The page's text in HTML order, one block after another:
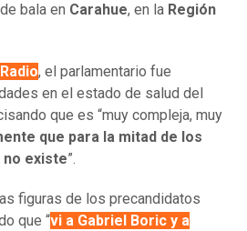
bala en Carahue, en la Región
, el parlamentario fue
en el estado de salud del
que es “muy compleja, muy
que para la mitad de los
existe”.
figuras de los precandidatos
que “vi a Gabriel Boric y a